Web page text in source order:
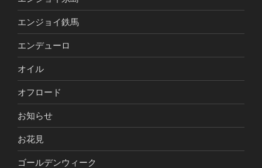
エンジョイ鉄馬
エンデューロ
オイル
オフロード
お知らせ
お花見
ゴールデンウィーク